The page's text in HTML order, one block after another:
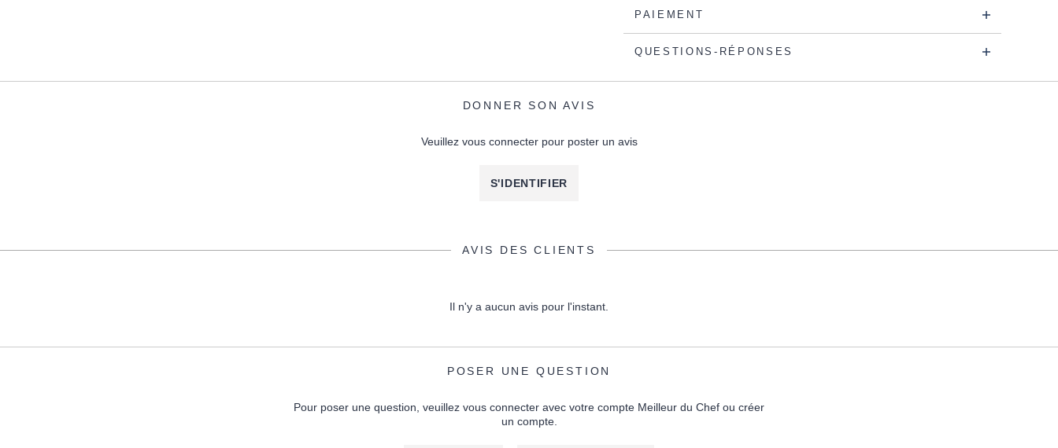
PAIEMENT
QUESTIONS-RÉPONSES
DONNER SON AVIS
Veuillez vous connecter pour poster un avis
S'IDENTIFIER
AVIS DES CLIENTS
Il n'y a aucun avis pour l'instant.
POSER UNE QUESTION
Pour poser une question, veuillez vous connecter avec votre compte Meilleur du Chef ou créer
un compte.